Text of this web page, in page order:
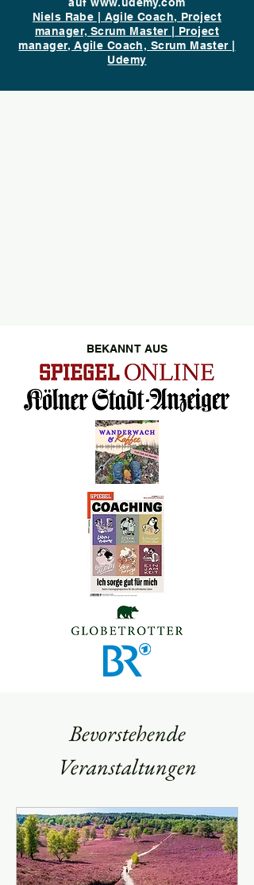
Niels Rabe | Agile Coach, Project
manager, Scrum Master | Project
manager, Agile Coach, Scrum Master |
Udemy
BEKANNT AUS
Bevorstehende
Veranstaltungen